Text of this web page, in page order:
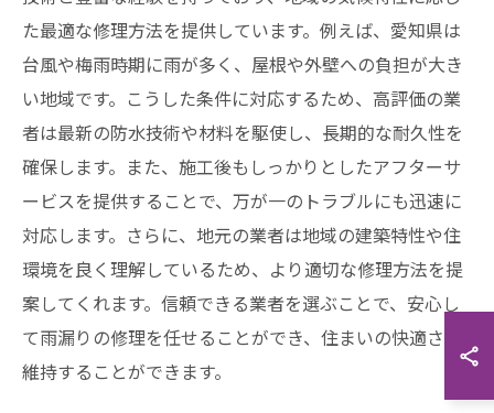
た最適な修理方法を提供しています。例えば、愛知県は
台風や梅雨時期に雨が多く、屋根や外壁への負担が大き
い地域です。こうした条件に対応するため、高評価の業
者は最新の防水技術や材料を駆使し、長期的な耐久性を
確保します。また、施工後もしっかりとしたアフターサ
ービスを提供することで、万が一のトラブルにも迅速に
対応します。さらに、地元の業者は地域の建築特性や住
環境を良く理解しているため、より適切な修理方法を提
案してくれます。信頼できる業者を選ぶことで、安心し
て雨漏りの修理を任せることができ、住まいの快適さを
維持することができます。